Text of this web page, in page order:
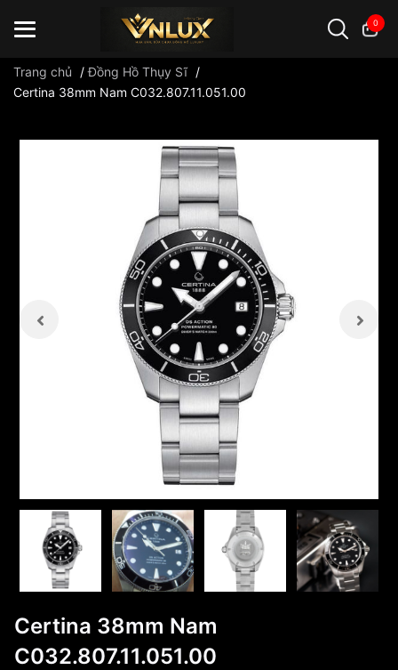
0
Trang chủ /Đồng Hồ Thụy Sĩ /
Certina 38mm Nam C032.807.11.051.00
Certina 38mm Nam
C032.807.11.051.00